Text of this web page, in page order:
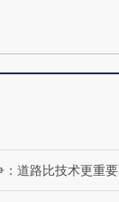
道路比技术更重要